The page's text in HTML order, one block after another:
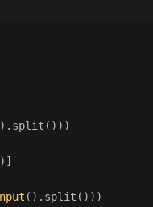
().split()))